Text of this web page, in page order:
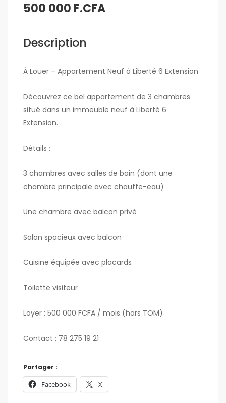
500 000 F.CFA
Description
À Louer – Appartement Neuf à Liberté 6 Extension
Découvrez ce bel appartement de 3 chambres
situé dans un immeuble neuf à Liberté 6
Extension.
Détails :
3 chambres avec salles de bain (dont une
chambre principale avec chauffe-eau)
Une chambre avec balcon privé
Salon spacieux avec balcon
Cuisine équipée avec placards
Toilette visiteur
Loyer : 500 000 FCFA / mois (hors TOM)
Contact : 78 275 19 21
Partager :
Facebook X